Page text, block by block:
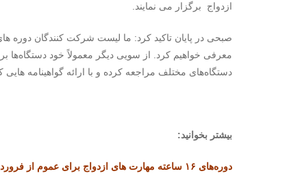
ازدواج برگزار می نمایند.
صبحی در پایان تاکید کرد: ما لیست شرکت کنندگان دوره
معرفی خواهیم کرد. از سویی دیگر معمولاً خود دستگاه‌ها
دستگاه‌های مختلف مراجعه کرده و با ارائه گواهینامه‌
بیشتر بخوانید:
دوره‌های ۱۶ ساعته مهارت های ازدواج برای عموم از فروردین ۹۶ آغاز می شود